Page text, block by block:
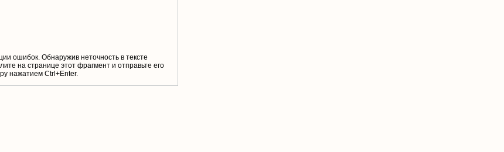
ошибок. Обнаружив неточность в тексте
на странице этот фрагмент и отправьте его
нажатием Ctrl+Enter.